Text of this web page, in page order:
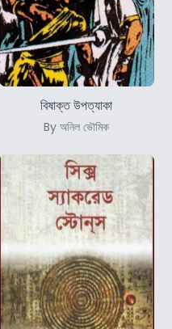
বিষাক্ত উপত্যাকা
By অনিল ভৌমিক